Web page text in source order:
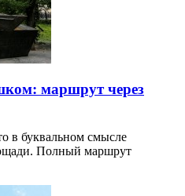
маршрут через
в буквальном смысле
Полный маршрут